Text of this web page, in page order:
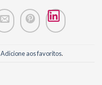
Adicione aos favoritos.